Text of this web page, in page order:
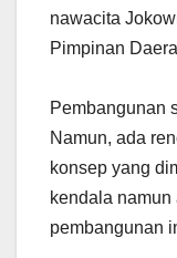
nawacita
Pimpinan
Pembangunan
Namun, ada
konsep yang
kendala
pembangunan